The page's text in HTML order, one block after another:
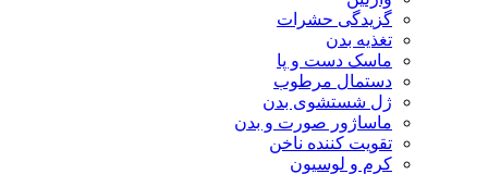
گزیدگی حشرات
تغذیه بدن
ماسک دست و پا
دستمال مرطوب
ژل شستشوی بدن
ماساژور صورت و بدن
تقویت کننده ناخن
کرم و لوسیون